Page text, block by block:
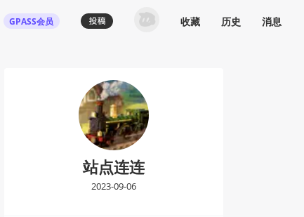
GPASS会员 收藏 历史 消息
站点连连
2023-09-06